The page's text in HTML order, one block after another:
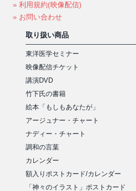
» 利用規約(映像配信)
» お問い合わせ
取り扱い商品
東洋医学セミナー
映像配信チケット
講演DVD
竹下氏の書籍
絵本「もしもあなたが」
アージュナー・チャート
ナディー・チャート
調和の言葉
カレンダー
額入りポストカード/カレンダー
「神々のイラスト」ポストカード